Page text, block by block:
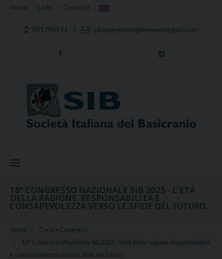
Home Links Contatti
051796971 | sibsegreteria@mymeetingsrl.com
Menu
18° CONGRESSO NAZIONALE SIB 2025 - L'ETÀ
DELLA RAGIONE. RESPONSABILITÀ E
CONSAPEVOLEZZA VERSO LE SFIDE DEL FUTURO.
Home
Corsi e Congressi
18° Congresso Nazionale SIB 2025 - L'età della ragione. Responsabilità
e consapevolezza verso le sfide del futuro.